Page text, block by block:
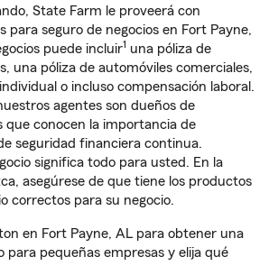
State Farm le proveerá con
para seguro de negocios en Fort Payne,
puede incluir1 una póliza de
una póliza de automóviles comerciales,
o incluso compensación laboral.
agentes son dueños de
que conocen la importancia de
seguridad financiera continua.
significa todo para usted. En la
asegúrese de que tiene los productos
correctos para su negocio.
en Fort Payne, AL para obtener una
para pequeñas empresas y elija qué